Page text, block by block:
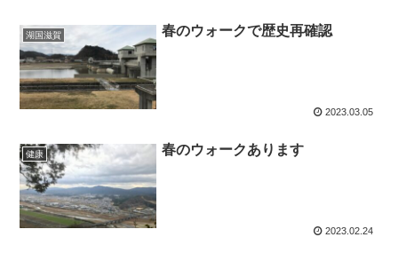
湖国滋賀 春のウォークで歴史再確認
2023.03.05
健康 春のウォークあります
2023.02.24